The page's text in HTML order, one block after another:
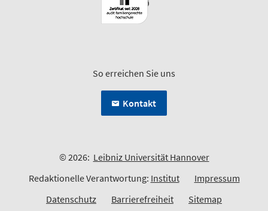
So erreichen Sie uns
Kontakt
© 2026: Leibniz Universität Hannover
Redaktionelle Verantwortung: Institut
Impressum
Datenschutz
Barrierefreiheit Sitemap